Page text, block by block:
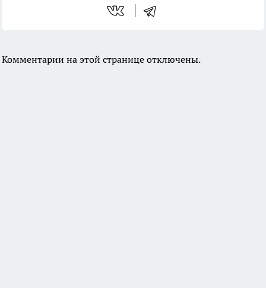
Комментарии на этой странице отключены.